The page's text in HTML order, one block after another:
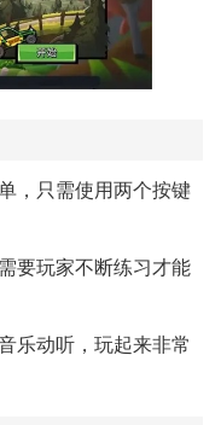
，只需使用两个按键
要玩家不断练习才能
乐动听，玩起来非常